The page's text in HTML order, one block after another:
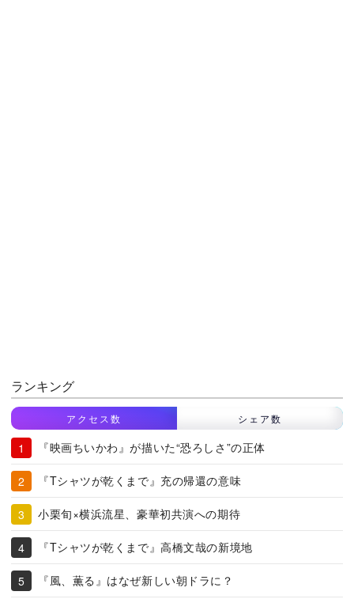
ランキング
アクセス数 シェア数
『映画ちいかわ』が描いた“恐ろしさ”の正体
『Tシャツが乾くまで』充の帰還の意味
小栗旬×横浜流星、豪華初共演への期待
『Tシャツが乾くまで』高橋文哉の新境地
『風、薫る』はなぜ新しい朝ドラに？